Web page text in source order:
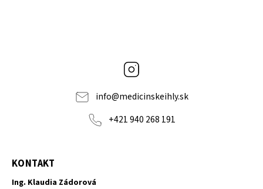
info@medicinskeihly.sk
+421 940 268 191
KONTAKT
Ing. Klaudia Zádorová